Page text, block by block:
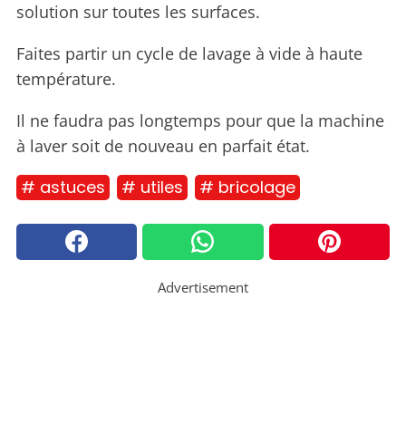
solution sur toutes les surfaces.
Faites partir un cycle de lavage à vide à haute
température.
Il ne faudra pas longtemps pour que la machine
à laver soit de nouveau en parfait état.
# astuces # utiles # bricolage
Advertisement